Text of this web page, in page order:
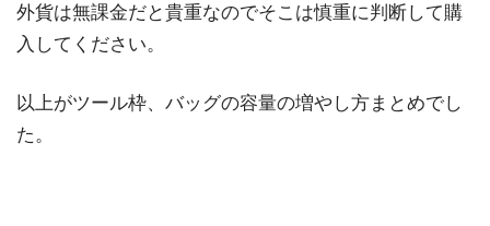
外貨は無課金だと貴重なのでそこは慎重に判断して購
入してください。
以上がツール枠、バッグの容量の増やし方まとめでし
た。